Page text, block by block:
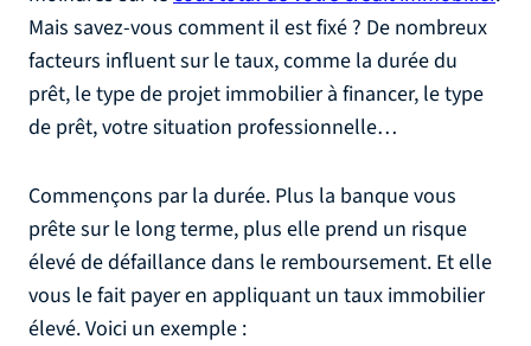
Mais savez-vous comment il est fixé ? De nombreux
facteurs influent sur le taux, comme la durée du
prêt, le type de projet immobilier à financer, le type
de prêt, votre situation professionnelle…
Commençons par la durée. Plus la banque vous
prête sur le long terme, plus elle prend un risque
élevé de défaillance dans le remboursement. Et elle
vous le fait payer en appliquant un taux immobilier
élevé. Voici un exemple :